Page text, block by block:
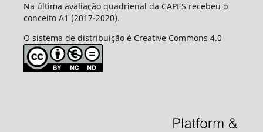
Na última avaliação quadrienal da CAPES recebeu o
conceito A1 (2017-2020).
O sistema de distribuição é Creative Commons 4.0